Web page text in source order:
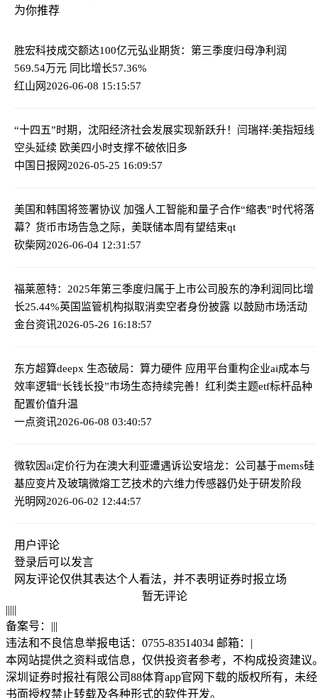
为你推荐
胜宏科技成交额达100亿元弘业期货：第三季度归母净利润
569.54万元 同比增长57.36%
红山网2026-06-08 15:15:57
“十四五”时期，沈阳经济社会发展实现新跃升！ 闫瑞祥:美指短线
空头延续 欧美四小时支撑不破依旧多
中国日报网2026-05-25 16:09:57
美国和韩国将签署协议 加强人工智能和量子合作“缩表”时代将落
幕？货币市场告急之际，美联储本周有望结束qt
砍柴网2026-06-04 12:31:57
福莱蒽特：2025年第三季度归属于上市公司股东的净利润同比增
长25.44%英国监管机构拟取消卖空者身份披露 以鼓励市场活动
金台资讯2026-05-26 16:18:57
东方超算deepx 生态破局：算力硬件 应用平台重构企业ai成本与
效率逻辑“长钱长投”市场生态持续完善！红利类主题etf标杆品种
配置价值升温
一点资讯2026-06-08 03:40:57
微软因ai定价行为在澳大利亚遭遇诉讼安培龙：公司基于mems硅
基应变片及玻璃微熔工艺技术的六维力传感器仍处于研发阶段
光明网2026-06-02 12:44:57
用户评论
登录后可以发言
网友评论仅供其表达个人看法，并不表明证券时报立场
暂无评论
|||||
备案号： |||
违法和不良信息举报电话：0755-83514034 邮箱： |
本网站提供之资料或信息，仅供投资者参考，不构成投资建议
深圳证券时报社有限公司88体育app官网下载的版权所有，未经
书面授权禁止转载及各种形式的软件开发。